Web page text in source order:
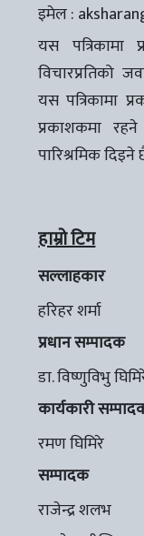
इमेल :
यस पत्रिकामा
विचारप्रतिको
यस पत्रिकामा
प्रकाशकमा
पारिश्रमिक दिइने
हाम्रो टिम
सल्लाहकार
हरिहर शर्मा
प्रधान सम्पादक
डा. विष्णुविभु
कार्यकारी
रमण घिमिरे
सम्पादक
राजेन्द्र शलभ